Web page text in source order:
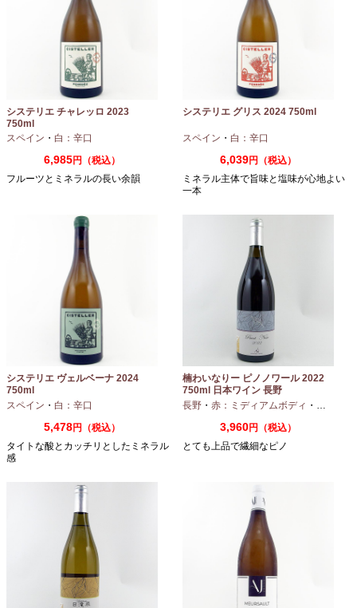
システリエ チャレッロ 2023
750ml
スペイン ・ 白：辛口
6,985円（税込）
フルーツとミネラルの長い余韻
システリエ グリス 2024 750ml
スペイン ・ 白：辛口
6,039円（税込）
ミネラル主体で旨味と塩味が心地よい
一本
システリエ ヴェルベーナ 2024
750ml
スペイン ・ 白：辛口
5,478円（税込）
タイトな酸とカッチリとしたミネラル
感
楠わいなりー ピノノワール 2022
750ml 日本ワイン 長野
長野 ・ 赤：ミディアムボディ ・ ピノノワ
3,960円（税込）
とても上品で繊細なピノ